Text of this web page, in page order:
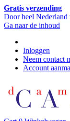
Gratis verzending
Door heel Nederland
Ga naar de inhoud
Inloggen
Neem contact
Account